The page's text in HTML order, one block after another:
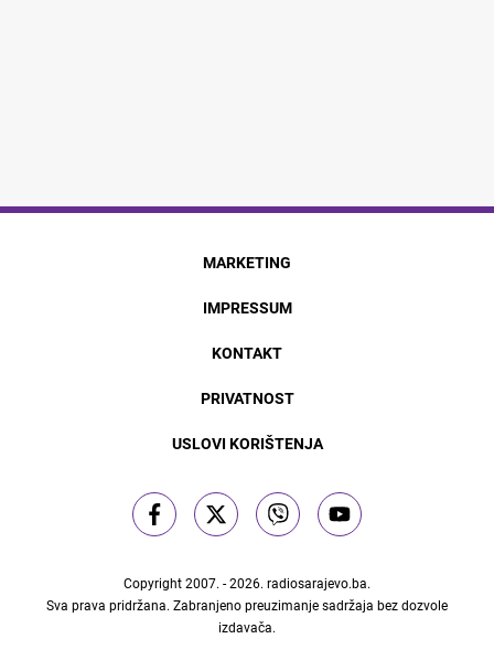
MARKETING
IMPRESSUM
KONTAKT
PRIVATNOST
USLOVI KORIŠTENJA
Copyright 2007. - 2026. radiosarajevo.ba.
Sva prava pridržana. Zabranjeno preuzimanje sadržaja bez dozvole
izdavača.